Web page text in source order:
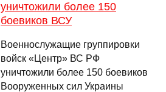
уничтожили более 150
боевиков ВСУ
Военнослужащие группировки
войск «Центр» ВС РФ
уничтожили более 150 боевиков
Вооруженных сил Украины